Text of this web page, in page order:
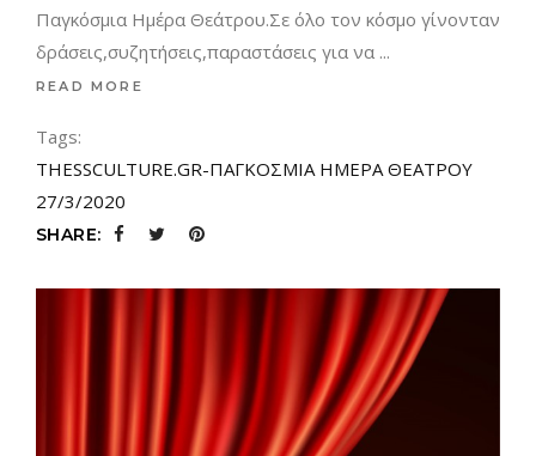
Παγκόσμια Ημέρα Θεάτρου.Σε όλο τον κόσμο γίνονταν
δράσεις,συζητήσεις,παραστάσεις για να
READ MORE
Tags:
THESSCULTURE.GR-ΠΑΓΚΟΣΜΙΑ ΗΜΕΡΑ ΘΕΑΤΡΟΥ
27/3/2020
SHARE: